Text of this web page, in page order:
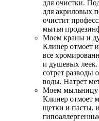
для очистки.
для акриловых
очистит
мытья
Моем краны и
Клинер отмоет
все
и душевых леек.
сотрет разводы
воды. Натрет
Моем мыльницу
Клинер отмоет
щетки и пасты,